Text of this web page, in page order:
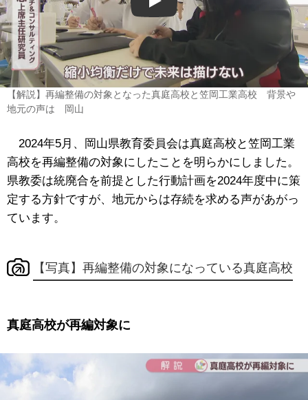
Play
【解説】再編整備の対象となった真庭高校と笠岡工業高校 背景や
地元の声は 岡山
2024年5月、岡山県教育委員会は真庭高校と笠岡工業
高校を再編整備の対象にしたことを明らかにしました。
県教委は統廃合を前提とした行動計画を2024年度中に策
定する方針ですが、地元からは存続を求める声があがっ
ています。
【写真】再編整備の対象になっている真庭高校
真庭高校が再編対象に